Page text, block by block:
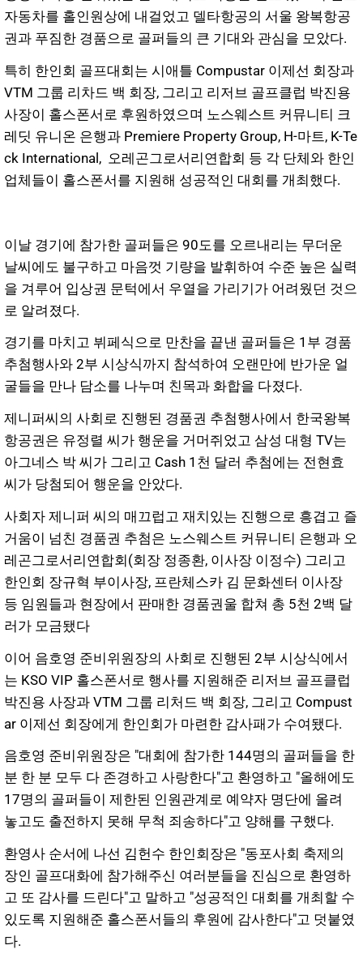
자동차를 홀인원상에 내걸었고 델타항공의 서울 왕복항공
권과 푸짐한 경품으로 골퍼들의 큰 기대와 관심을 모았다.
특히 한인회 골프대회는 시애틀 Compustar 이제선 회장과
VTM 그룹 리차드 백 회장, 그리고 리저브 골프클럽 박진용
사장이 홀스폰서로 후원하였으며 노스웨스트 커뮤니티 크
레딧 유니온 은행과 Premiere Property Group, H-마트, K-Te
ck International, 오레곤그로서리연합회 등 각 단체와 한인
업체들이 홀스폰서를 지원해 성공적인 대회를 개최했다.
이날 경기에 참가한 골퍼들은 90도를 오르내리는 무더운
날씨에도 불구하고 마음껏 기량을 발휘하여 수준 높은 실력
을 겨루어 입상권 문턱에서 우열을 가리기가 어려웠던 것으
로 알려졌다.
경기를 마치고 뷔페식으로 만찬을 끝낸 골퍼들은 1부 경품
추첨행사와 2부 시상식까지 참석하여 오랜만에 반가운 얼
굴들을 만나 담소를 나누며 친목과 화합을 다졌다.
제니퍼씨의 사회로 진행된 경품권 추첨행사에서 한국왕복
항공권은 유정렬 씨가 행운을 거머쥐었고 삼성 대형 TV는
아그네스 박 씨가 그리고 Cash 1천 달러 추첨에는 전현효
씨가 당첨되어 행운을 안았다.
사회자 제니퍼 씨의 매끄럽고 재치있는 진행으로 흥겹고 즐
거움이 넘친 경품권 추첨은 노스웨스트 커뮤니티 은행과 오
레곤그로서리연합회(회장 정종환, 이사장 이정수) 그리고
한인회 장규혁 부이사장, 프란체스카 김 문화센터 이사장
등 임원들과 현장에서 판매한 경품권울 합쳐 총 5천 2백 달
러가 모금됐다
이어 음호영 준비위원장의 사회로 진행된 2부 시상식에서
는 KSO VIP 홀스폰서로 행사를 지원해준 리저브 골프클럽
박진용 사장과 VTM 그룹 리처드 백 회장, 그리고 Compust
ar 이제선 회장에게 한인회가 마련한 감사패가 수여됐다.
음호영 준비위원장은 "대회에 참가한 144명의 골퍼들을 한
분 한 분 모두 다 존경하고 사랑한다"고 환영하고 "올해에도
17명의 골퍼들이 제한된 인원관계로 예약자 명단에 올려
놓고도 출전하지 못해 무척 죄송하다"고 양해를 구했다.
환영사 순서에 나선 김헌수 한인회장은 "동포사회 축제의
장인 골프대화에 참가해주신 여러분들을 진심으로 환영하
고 또 감사를 드린다"고 말하고 "성공적인 대회를 개최할 수
있도록 지원해준 홀스폰서들의 후원에 감사한다"고 덧붙였
다.